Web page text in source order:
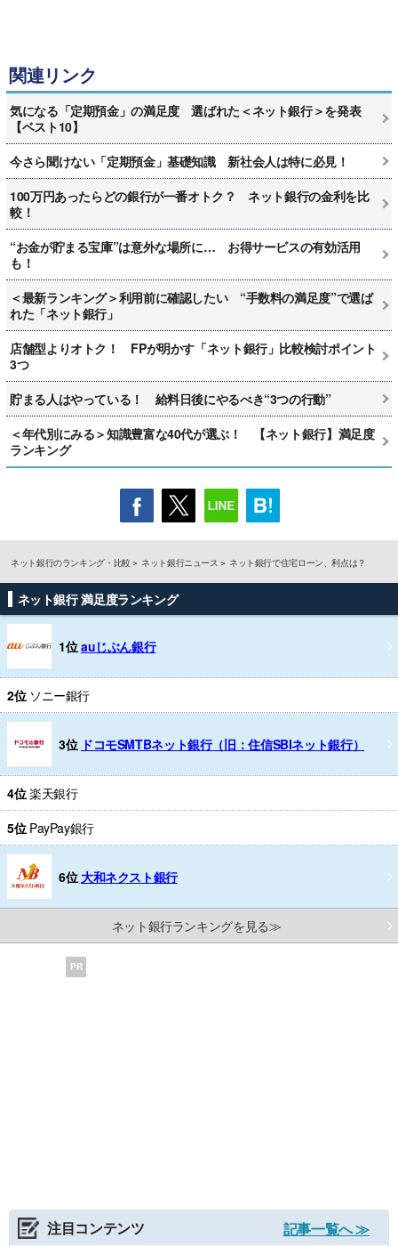
関連リンク
気になる「定期預金」の満足度 選ばれた＜ネット銀行＞を発表
【ベスト10】
今さら聞けない「定期預金」基礎知識 新社会人は特に必見！
100万円あったらどの銀行が一番オトク？ ネット銀行の金利を比
較！
“お金が貯まる宝庫”は意外な場所に… お得サービスの有効活用
も！
＜最新ランキング＞利用前に確認したい “手数料の満足度”で選ば
れた「ネット銀行」
店舗型よりオトク！ FPが明かす「ネット銀行」比較検討ポイント
3つ
貯まる人はやっている！ 給料日後にやるべき“3つの行動”
＜年代別にみる＞知識豊富な40代が選ぶ！ 【ネット銀行】満足度
ランキング
ネット銀行のランキング・比較 ネット銀行ニュース ネット銀行で住宅ローン、利点は？
ネット銀行 満足度ランキング
1位auじぶん銀行
2位 ソニー銀行
3位 ドコモSMTBネット銀行（旧：住信SBIネット銀行）
4位楽天銀行
5位 PayPay銀行
6位 大和ネクスト銀行
ネット銀行ランキングを見る≫
PR
注目コンテンツ
記事一覧へ ≫